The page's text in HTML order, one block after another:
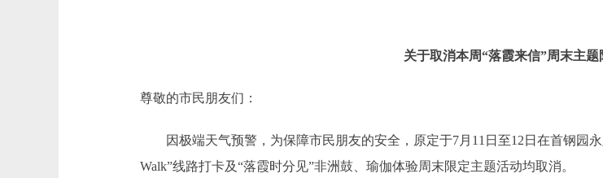
关于取消本周“落霞来信”周末主
尊敬的市民朋友们：
因极端天气预警，为保障市民朋友的安全，原定于7月11日至12日在首钢园永
Walk”线路打卡及“落霞时分见”非洲鼓、瑜伽体验周末限定主题活动均取消。